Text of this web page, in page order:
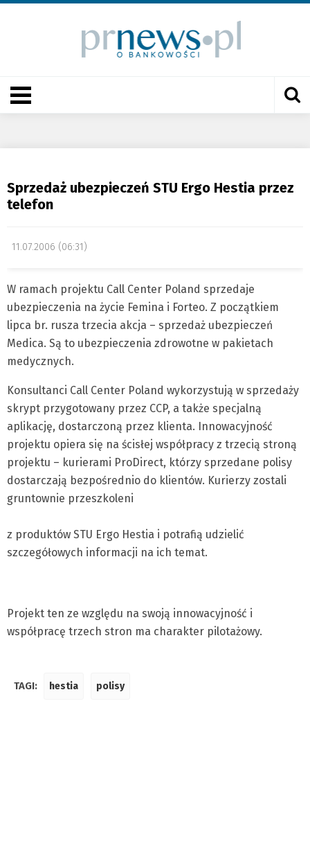
Sprzedaż ubezpieczeń STU Ergo Hestia przez
telefon
11.07.2006 (06:31)
W ramach projektu Call Center Poland sprzedaje
ubezpieczenia na życie Femina i Forteo. Z początkiem
lipca br. rusza trzecia akcja – sprzedaż ubezpieczeń
Medica. Są to ubezpieczenia zdrowotne w pakietach
medycznych.
Konsultanci Call Center Poland wykorzystują w sprzedaży
skrypt przygotowany przez CCP, a także specjalną
aplikację, dostarczoną przez klienta. Innowacyjność
projektu opiera się na ścisłej współpracy z trzecią stroną
projektu – kurierami ProDirect, którzy sprzedane polisy
dostarczają bezpośrednio do klientów. Kurierzy zostali
gruntownie przeszkoleni
z produktów STU Ergo Hestia i potrafią udzielić
szczegółowych informacji na ich temat.
Projekt ten ze względu na swoją innowacyjność i
współpracę trzech stron ma charakter pilotażowy.
TAGI: hestia polisy